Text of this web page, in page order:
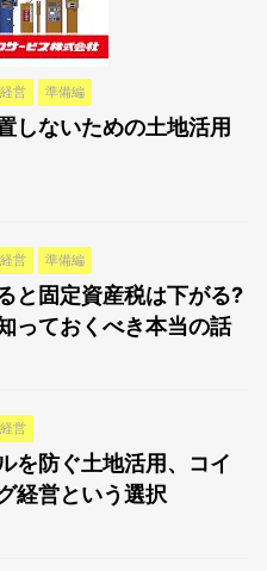
営 準備編
しないための土地活用
営 準備編
と固定資産税は下がる?
っておくべき本当の話
営
を防ぐ土地活用、コイ
経営という選択